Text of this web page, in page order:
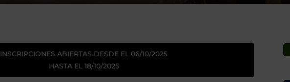
INSCRIPCIONES ABIERTAS DESDE EL 06/10/2025
HASTA EL 18/10/2025